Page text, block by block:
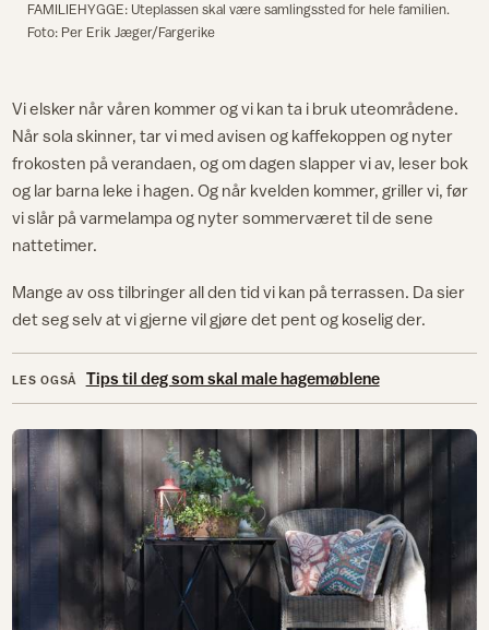
FAMILIEHYGGE: Uteplassen skal være samlingssted for hele familien.
Foto: Per Erik Jæger/Fargerike
Vi elsker når våren kommer og vi kan ta i bruk uteområdene.
Når sola skinner, tar vi med avisen og kaffekoppen og nyter
frokosten på verandaen, og om dagen slapper vi av, leser bok
og lar barna leke i hagen. Og når kvelden kommer, griller vi, før
vi slår på varmelampa og nyter sommerværet til de sene
nattetimer.
Mange av oss tilbringer all den tid vi kan på terrassen. Da sier
det seg selv at vi gjerne vil gjøre det pent og koselig der.
LES OGSÅ Tips til deg som skal male hagemøblene